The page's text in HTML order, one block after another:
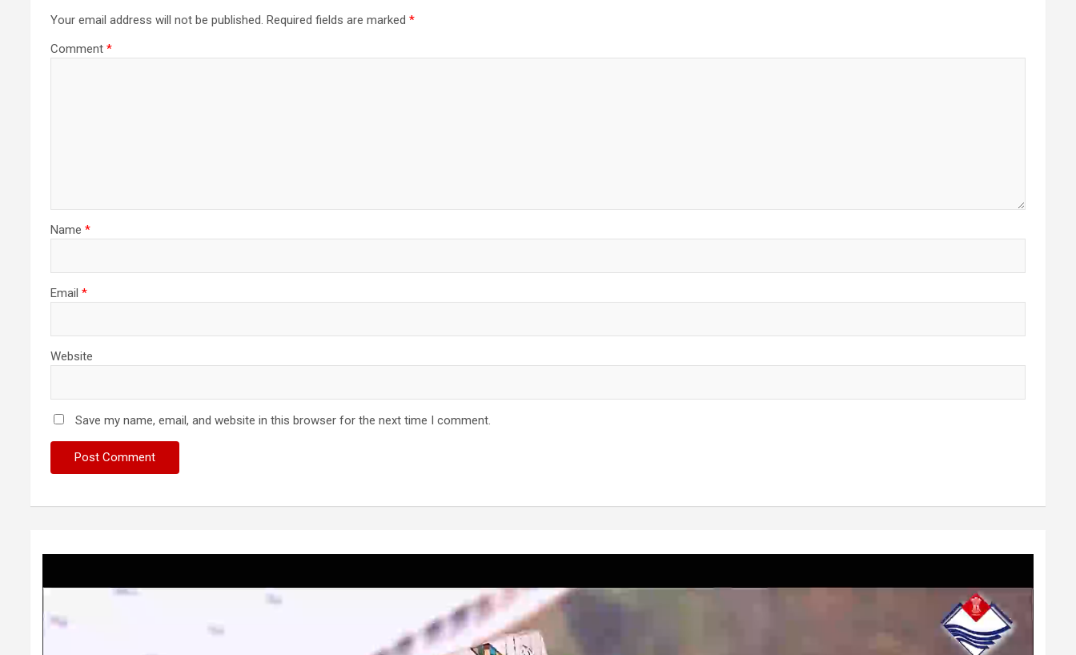
Your email address will not be published. Required fields are marked *
Comment *
Name *
Email *
Website
Save my name, email, and website in this browser for the next time I comment.